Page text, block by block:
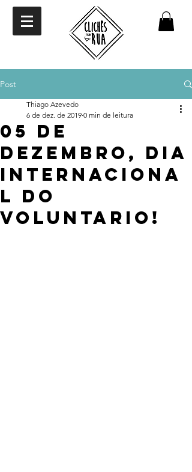
Post
05 de
Dezembro, Dia
internaciona
l do
Voluntario!
Thiago Azevedo
6 de dez. de 2019 0 min de leitura